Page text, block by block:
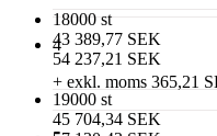
18000 st
43 389,77 SEK
54 237,21 SEK
19000 st
45 704,34 SEK
4
+ exkl. moms 365,21